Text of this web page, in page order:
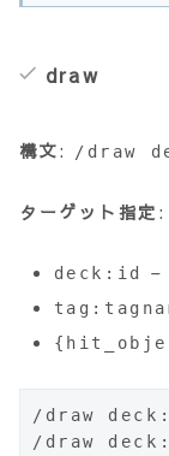
draw
構文: /draw
ターゲット指定 :
deck:id –
/draw
/draw